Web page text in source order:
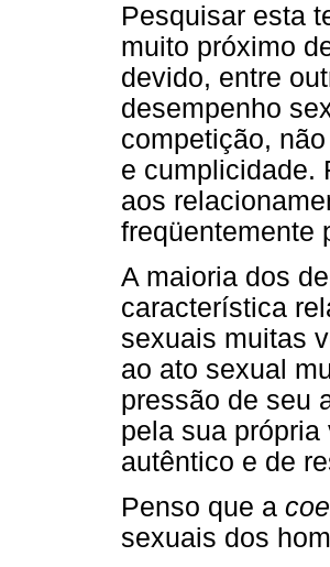
Pesquisar esta
muito próximo
devido, entre
desempenho
competição,
e cumplicidade.
aos
freqüentemente
A maioria dos
característica
sexuais muitas
ao ato sexual
pressão de seu
pela sua
autêntico e de
Penso que a
sexuais dos